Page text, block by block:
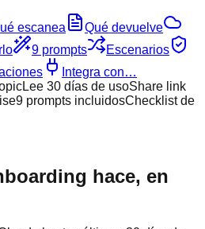
escanea
Qué devuelve
9 prompts
Escenarios
Integra con…
Lee 30 días de usoShare link
9 prompts incluidosChecklist de
hace, en